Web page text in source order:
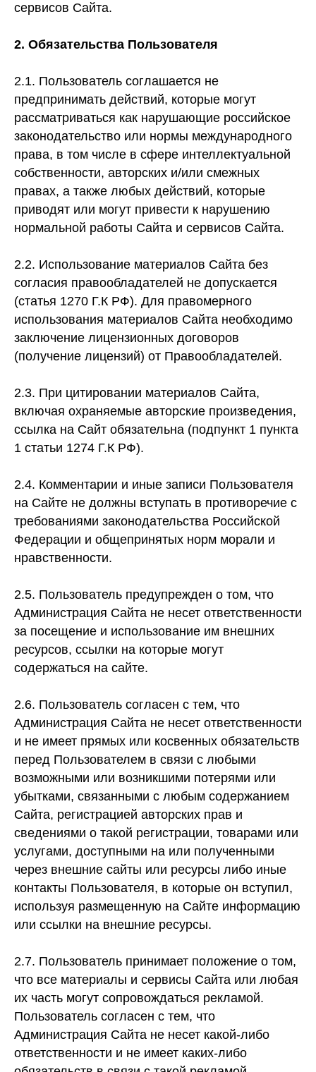
сервисов Сайта.
2. Обязательства Пользователя
2.1. Пользователь соглашается не
предпринимать действий, которые могут
рассматриваться как нарушающие российское
законодательство или нормы международного
права, в том числе в сфере интеллектуальной
собственности, авторских и/или смежных
правах, а также любых действий, которые
приводят или могут привести к нарушению
нормальной работы Сайта и сервисов Сайта.
2.2. Использование материалов Сайта без
согласия правообладателей не допускается
(статья 1270 Г.К РФ). Для правомерного
использования материалов Сайта необходимо
заключение лицензионных договоров
(получение лицензий) от Правообладателей.
2.3. При цитировании материалов Сайта,
включая охраняемые авторские произведения,
ссылка на Сайт обязательна (подпункт 1 пункта
1 статьи 1274 Г.К РФ).
2.4. Комментарии и иные записи Пользователя
на Сайте не должны вступать в противоречие с
требованиями законодательства Российской
Федерации и общепринятых норм морали и
нравственности.
2.5. Пользователь предупрежден о том, что
Администрация Сайта не несет ответственности
за посещение и использование им внешних
ресурсов, ссылки на которые могут
содержаться на сайте.
2.6. Пользователь согласен с тем, что
Администрация Сайта не несет ответственности
и не имеет прямых или косвенных обязательств
перед Пользователем в связи с любыми
возможными или возникшими потерями или
убытками, связанными с любым содержанием
Сайта, регистрацией авторских прав и
сведениями о такой регистрации, товарами или
услугами, доступными на или полученными
через внешние сайты или ресурсы либо иные
контакты Пользователя, в которые он вступил,
используя размещенную на Сайте информацию
или ссылки на внешние ресурсы.
2.7. Пользователь принимает положение о том,
что все материалы и сервисы Сайта или любая
их часть могут сопровождаться рекламой.
Пользователь согласен с тем, что
Администрация Сайта не несет какой-либо
ответственности и не имеет каких-либо